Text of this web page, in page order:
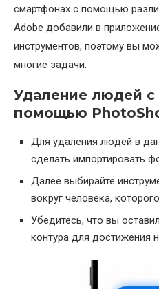
смартфонах с помощью
Adobe добавили в
инструментов, поэтому вы
многие задачи.
Удаление людей
помощью
Для удаления людей в
сделать импортировать
Далее выбирайте
вокруг человека,
Убедитесь, что вы
контура для достижения